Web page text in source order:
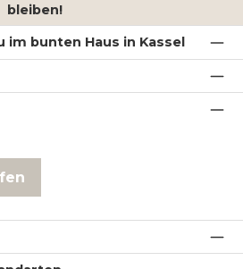
bleiben!
im bunten Haus in Kassel